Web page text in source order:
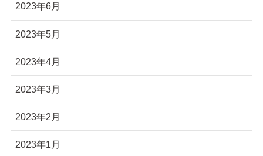
2023年6月
2023年5月
2023年4月
2023年3月
2023年2月
2023年1月